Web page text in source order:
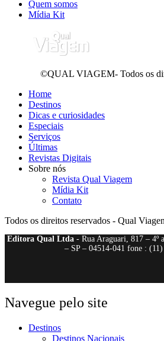
Quem somos
Mídia Kit
©QUAL VIAGEM- Todos os
Home
Destinos
Dicas e curiosidades
Especiais
Serviços
Últimas
Revistas Digitais
Sobre nós
Revista Qual Viagem
Mídia Kit
Contato
Todos os direitos reservados - Qual
Editora Qual Ltda- Rua Araguari, 817 – 4º
– SP – 04514-041 fone :
Navegue pelo site
Destinos
Destinos Nacionais